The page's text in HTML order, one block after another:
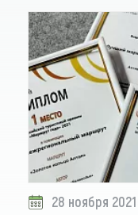
28 ноября 2021